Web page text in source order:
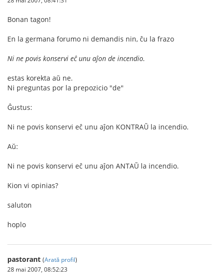
Bonan tagon!
En la germana forumo ni demandis nin, ĉu la frazo
Ni ne povis konservi eĉ unu aĵon de incendio.
estas korekta aŭ ne.
Ni preguntas por la prepozicio "de"
Ĝustus:
Ni ne povis konservi eĉ unu aĵon KONTRAŬ la incendio.
Aŭ:
Ni ne povis konservi eĉ unu aĵon ANTAŬ la incendio.
Kion vi opinias?
saluton
hoplo
pastorant (Arată profil)
28 mai 2007, 08:52:23